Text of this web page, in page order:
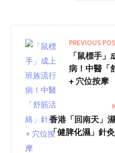
PREVIOUS
「鼠標手
病！中醫「
+ 穴位按摩
香港「回南天」
「健脾化濕」針